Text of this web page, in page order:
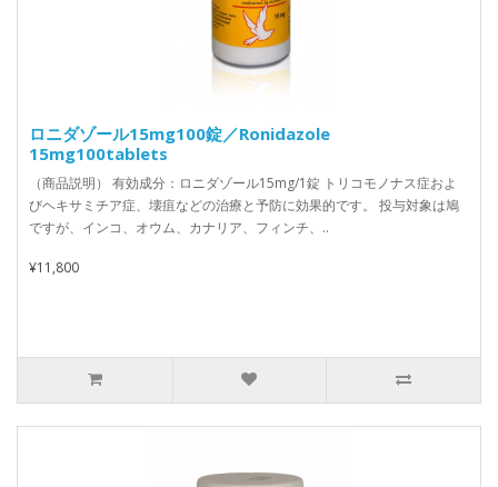
ロニダゾール15mg100錠／Ronidazole
15mg100tablets
（商品説明） 有効成分：ロニダゾール15mg/1錠 トリコモノナス症およ
びヘキサミチア症、壊疽などの治療と予防に効果的です。 投与対象は鳩
ですが、インコ、オウム、カナリア、フィンチ、..
¥11,800